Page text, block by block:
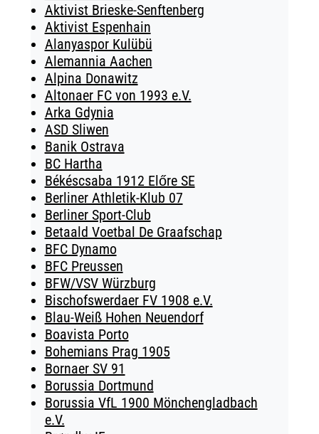
Aktivist Brieske-Senftenberg
Aktivist Espenhain
Alanyaspor Kulübü
Alemannia Aachen
Alpina Donawitz
Altonaer FC von 1993 e.V.
Arka Gdynia
ASD Sliwen
Banik Ostrava
BC Hartha
Békéscsaba 1912 Előre SE
Berliner Athletik-Klub 07
Berliner Sport-Club
Betaald Voetbal De Graafschap
BFC Dynamo
BFC Preussen
BFW/VSV Würzburg
Bischofswerdaer FV 1908 e.V.
Blau-Weiß Hohen Neuendorf
Boavista Porto
Bohemians Prag 1905
Bornaer SV 91
Borussia Dortmund
Borussia VfL 1900 Mönchengladbach
e.V.